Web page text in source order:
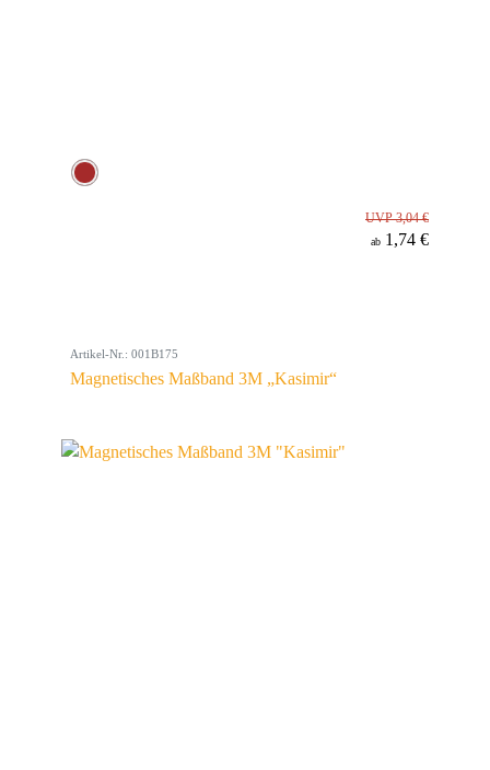
UVP 3,04 €
ab 1,74 €
Artikel-Nr.: 001B175
Magnetisches Maßband 3M „Kasimir“